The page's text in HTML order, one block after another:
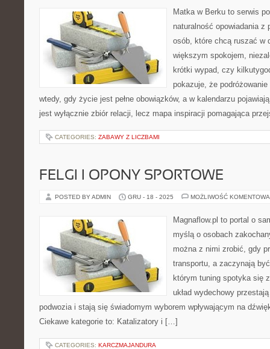
Matka w Berku to serwis
naturalność opowiadania z
osób, które chcą ruszać w
większym spokojem,
krótki wypad, czy
pokazuje, że
wtedy, gdy życie jest pełne obowiązków, a w kalendarzu
jest wyłącznie zbiór relacji, lecz mapa inspiracji pomagająca
CATEGORIES: ZABAWY Z LICZBAMI
FELGI I OPONY SPORTOWE
POSTED BY ADMIN GRU - 18 - 2025 MOŻLIWOŚĆ
Magnaflow.pl to portal o
myślą o osobach
można z nimi zrobić, gdy
transportu, a zaczynają
którym tuning spotyka się
układ wydechowy
podwozia i stają się świadomym wyborem wpływającym na
Ciekawe kategorie to: Katalizatory i […]
CATEGORIES: KARCZMAJANDURA